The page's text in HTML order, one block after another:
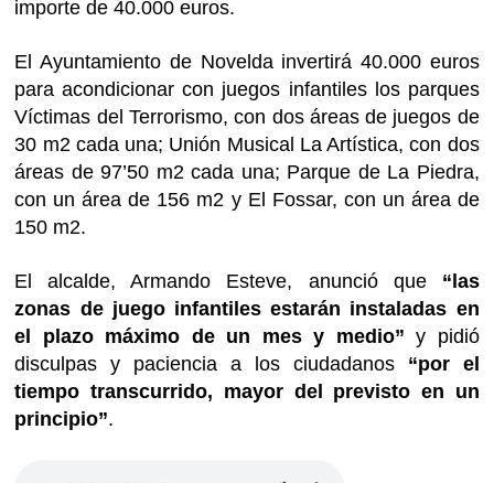
importe de 40.000 euros.
El Ayuntamiento de Novelda invertirá 40.000 euros
para acondicionar con juegos infantiles los parques
Víctimas del Terrorismo, con dos áreas de juegos de
30 m2 cada una; Unión Musical La Artística, con dos
áreas de 97’50 m2 cada una; Parque de La Piedra,
con un área de 156 m2 y El Fossar, con un área de
150 m2.
El alcalde, Armando Esteve, anunció que “las
zonas de juego infantiles estarán instaladas en
el plazo máximo de un mes y medio” y pidió
disculpas y paciencia a los ciudadanos “por el
tiempo transcurrido, mayor del previsto en un
principio”.